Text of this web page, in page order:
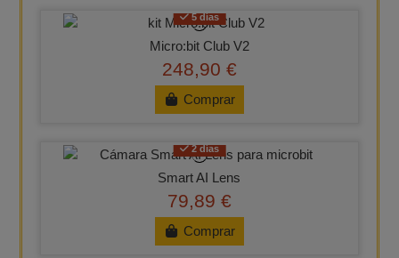
5 días
Micro:bit Club V2
248,90 €
Comprar
2 días
Smart AI Lens
79,89 €
Comprar